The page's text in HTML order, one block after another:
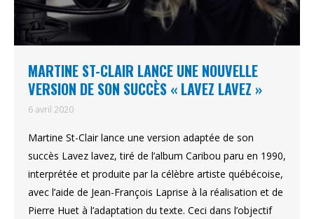
MARTINE ST-CLAIR LANCE UNE NOUVELLE
VERSION DE SON SUCCÈS « LAVEZ LAVEZ »
6 avril 2020
Martine St-Clair lance une version adaptée de son
succès Lavez lavez, tiré de l’album Caribou paru en 1990,
interprétée et produite par la célèbre artiste québécoise,
avec l’aide de Jean-François Laprise à la réalisation et de
Pierre Huet à l’adaptation du texte. Ceci dans l’objectif